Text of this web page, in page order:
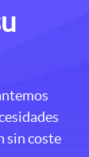
sin coste